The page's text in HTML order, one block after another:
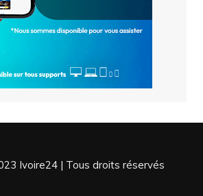
Ivoire24 | Tous droits réservés